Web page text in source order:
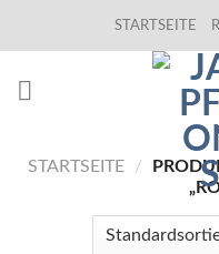
STARTSEITE
STARTSEITE /